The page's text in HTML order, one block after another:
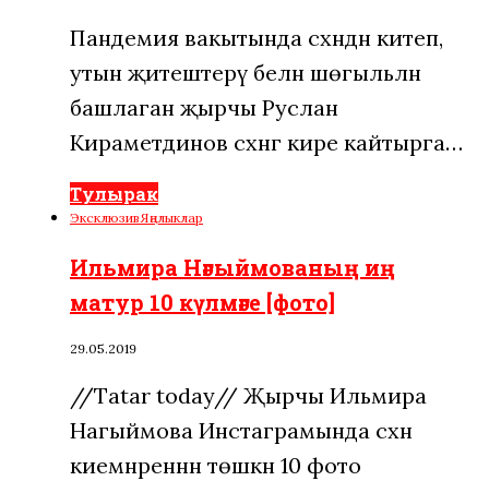
Пандемия вакытында сәхнәдән китеп,
утын җитештерү белән шөгыльләнә
башлаган җырчы Руслан
Кираметдинов сәхнәгә кире кайтырга…
Тулырак
ЭксклюзивЯңалыклар
Ильмира Нәгыймованың иң
матур 10 күлмәге [фото]
29.05.2019
//Tatar today// Җырчы Ильмира
Нагыймова Инстаграмында сәхнә
киемнәреннән төшкән 10 фото